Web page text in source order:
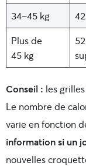
34-45 kg
Plus de
45 kg
Conseil : les
Le nombre de
varie en fonction
information si un
nouvelles